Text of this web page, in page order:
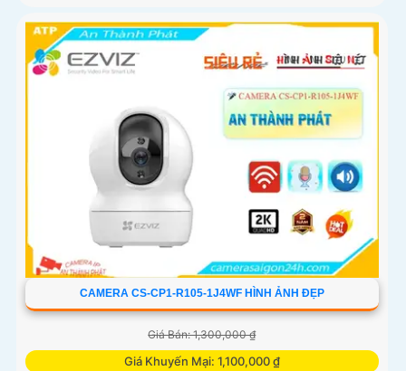
CAMERA CS-CP1-R105-1J4WF HÌNH ẢNH ĐẸP
Giá Bán: 1,300,000 ₫
Giá Khuyến Mại: 1,100,000 ₫